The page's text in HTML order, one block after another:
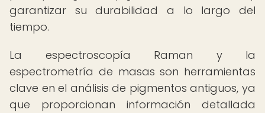
garantizar su durabilidad a lo largo del
tiempo.
La espectroscopía Raman y la
espectrometría de masas son herramientas
clave en el análisis de pigmentos antiguos, ya
que proporcionan información detallada